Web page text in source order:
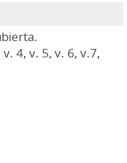
4, v. 5, v. 6, v.7,